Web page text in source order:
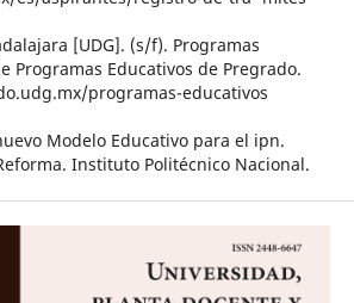
[UDG]. (s/f). Programas
Programas Educativos de Pregrado.
programas-educativos
Modelo Educativo para el ipn.
Instituto Politécnico Nacional.